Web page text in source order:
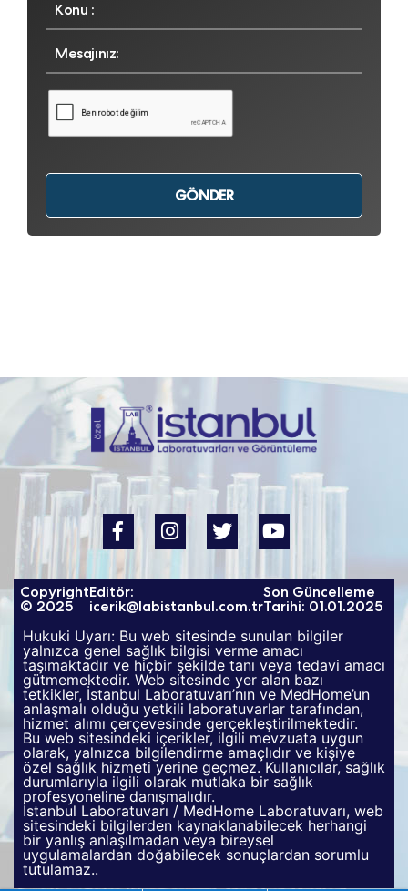
Copyright
© 2025
Editör:
icerik@labistanbul.com.tr
Son Güncelleme
Tarihi: 01.01.2025
Hukuki Uyarı: Bu web sitesinde sunulan bilgiler
yalnızca genel sağlık bilgisi verme amacı
taşımaktadır ve hiçbir şekilde tanı veya tedavi amacı
gütmemektedir. Web sitesinde yer alan bazı
tetkikler, İstanbul Laboratuvarı’nın ve MedHome’un
anlaşmalı olduğu yetkili laboratuvarlar tarafından,
hizmet alımı çerçevesinde gerçekleştirilmektedir.
Bu web sitesindeki içerikler, ilgili mevzuata uygun
olarak, yalnızca bilgilendirme amaçlıdır ve kişiye
özel sağlık hizmeti yerine geçmez. Kullanıcılar, sağlık
durumlarıyla ilgili olarak mutlaka bir sağlık
profesyoneline danışmalıdır.
İstanbul Laboratuvarı / MedHome Laboratuvarı, web
sitesindeki bilgilerden kaynaklanabilecek herhangi
bir yanlış anlaşılmadan veya bireysel
uygulamalardan doğabilecek sonuçlardan sorumlu
tutulamaz..